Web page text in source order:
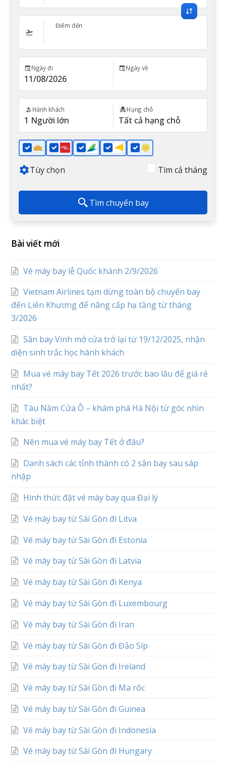
Điểm đến
Ngày đi Ngày về
Hành khách Hạng chỗ
Tùy chọn Tìm cả tháng
Tìm chuyến bay
Bài viết mới
Vé máy bay lễ Quốc khánh 2/9/2026
Vietnam Airlines tạm dừng toàn bộ chuyến bay
đến Liên Khương để nâng cấp hạ tầng từ tháng
3/2026
Sân bay Vinh mở cửa trở lại từ 19/12/2025, nhận
diện sinh trắc học hành khách
Mua vé máy bay Tết 2026 trước bao lâu để giá rẻ
nhất?
Tàu Năm Cửa Ô – khám phá Hà Nội từ góc nhìn
khác biệt
Nên mua vé máy bay Tết ở đâu?
Danh sách các tỉnh thành có 2 sân bay sau sáp
nhập
Hình thức đặt vé máy bay qua Đại lý
Vé máy bay từ Sài Gòn đi Litva
Vé máy bay từ Sài Gòn đi Estonia
Vé máy bay từ Sài Gòn đi Latvia
Vé máy bay từ Sài Gòn đi Kenya
Vé máy bay từ Sài Gòn đi Luxembourg
Vé máy bay từ Sài Gòn đi Iran
Vé máy bay từ Sài Gòn đi Đảo Síp
Vé máy bay từ Sài Gòn đi Ireland
Vé máy bay từ Sài Gòn đi Ma rốc
Vé máy bay từ Sài Gòn đi Guinea
Vé máy bay từ Sài Gòn đi Indonesia
Vé máy bay từ Sài Gòn đi Hungary